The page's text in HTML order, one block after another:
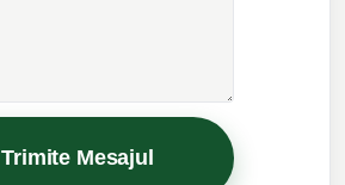
Trimite Mesajul